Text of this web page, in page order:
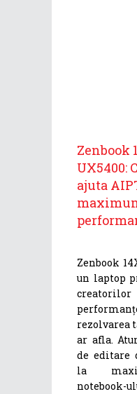
Zenbook
UX5400:
ajuta
Zenbook
un laptop
rezolvarea
ar afla.
de editare
la